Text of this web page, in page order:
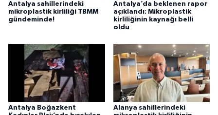
Antalya sahillerindeki
mikroplastik kirliliği TBMM
gündeminde!
Antalya’da beklenen rapor
açıklandı: Mikroplastik
kirliliğinin kaynağı belli
oldu
Antalya Boğazkent
Alanya sahillerindeki